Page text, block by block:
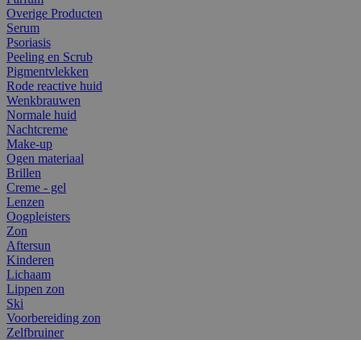
Overige Producten
Serum
Psoriasis
Peeling en Scrub
Pigmentvlekken
Rode reactive huid
Wenkbrauwen
Normale huid
Nachtcreme
Make-up
Ogen materiaal
Brillen
Creme - gel
Lenzen
Oogpleisters
Zon
Aftersun
Kinderen
Lichaam
Lippen zon
Ski
Voorbereiding zon
Zelfbruiner